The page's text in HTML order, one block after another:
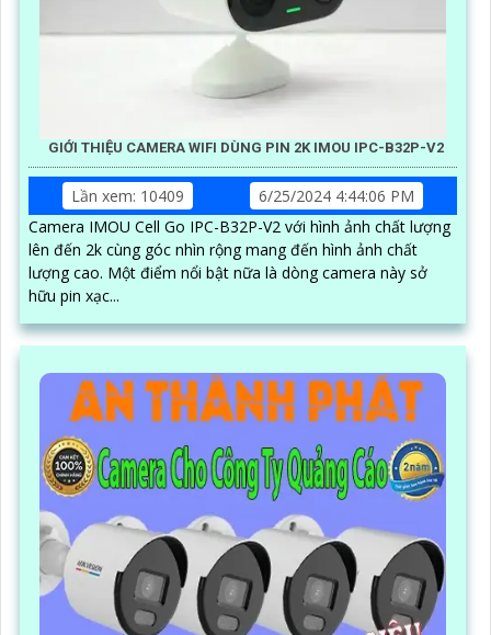
GIỚI THIỆU CAMERA WIFI DÙNG PIN 2K IMOU IPC-B32P-V2
Lần xem: 10409
6/25/2024 4:44:06 PM
Camera IMOU Cell Go IPC-B32P-V2 với hình ảnh chất lượng
lên đến 2k cùng góc nhìn rộng mang đến hình ảnh chất
lượng cao. Một điểm nổi bật nữa là dòng camera này sở
hữu pin xạc...